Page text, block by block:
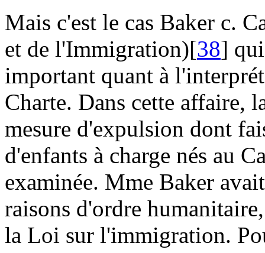
Mais c'est le cas Baker c.
et de l'Immigration)[38]
important quant à
Charte. Dans cette affaire,
mesure d'expulsion dont
d'enfants à charge nés au
examinée. Mme Baker
raisons d'ordre
la Loi sur l'immigration.